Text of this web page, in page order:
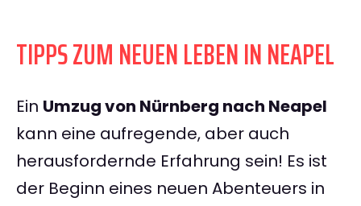
TIPPS ZUM NEUEN LEBEN IN NEAPEL
Ein Umzug von Nürnberg nach Neapel
kann eine aufregende, aber auch
herausfordernde Erfahrung sein! Es ist
der Beginn eines neuen Abenteuers in